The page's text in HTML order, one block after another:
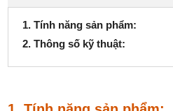
1. Tính năng sản phẩm:
2. Thông số kỹ thuật: